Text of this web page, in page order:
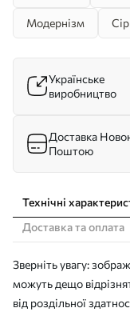
Модернізм
Українське
виробництво
Доставка
Поштою
Технічні
Доставка та оплата
Зверніть увагу:
можуть дещо
від роздільної